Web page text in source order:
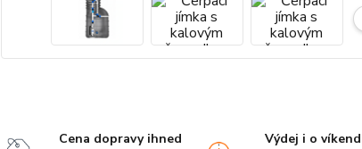
Cena dopravy ihned
Výdej i o